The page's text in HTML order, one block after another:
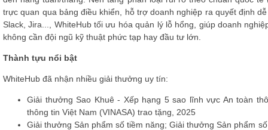
trực quan qua bảng điều khiển, hỗ trợ doanh nghiệp ra quyết định
Slack, Jira..., WhiteHub tối ưu hóa quản lý lỗ hổng, giúp doanh
không cần đội ngũ kỹ thuật phức tạp hay đầu tư lớn.
Thành tựu nổi bật
WhiteHub đã nhận nhiều giải thưởng uy tín:
Giải thưởng Sao Khuê - Xếp hạng 5 sao lĩnh vực An toàn
thông tin Việt Nam (VINASA) trao tặng, 2025
Giải thưởng Sản phẩm số tiềm năng; Giải thưởng Sản phẩm